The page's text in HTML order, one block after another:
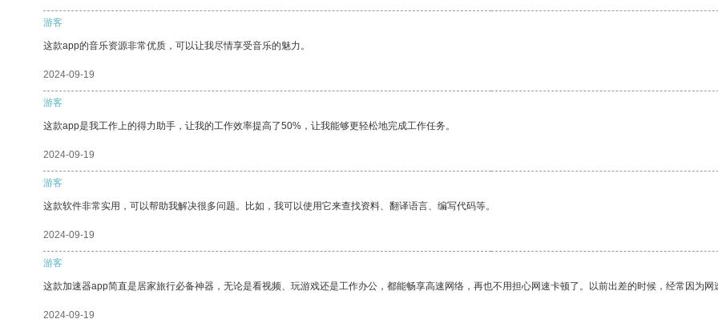
游客
这款app的音乐资源非常优质，可以让我尽情享受音乐的魅力。
2024-09-19
游客
这款app是我工作上的得力助手，让我的工作效率提高了50%，让我能够更轻松地完成工作任务。
2024-09-19
游客
这款软件非常实用，可以帮助我解决很多问题。比如，我可以使用它来查找资料、翻译语言、编写代码等。
2024-09-19
游客
这款加速器app简直是居家旅行必备神器，无论是看视频、玩游戏还是工作办公，都能畅享高速网络，再也不用担心网速卡顿了。以前出差的时候，经常因为
2024-09-19